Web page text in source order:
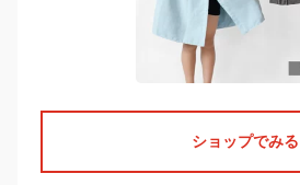
ショップでみる